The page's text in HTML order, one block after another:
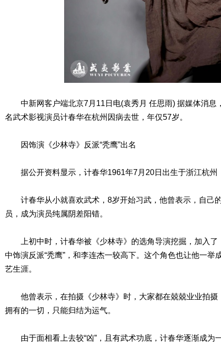
中新网客户端北京7月11日电(袁秀月 任思雨) 据媒体消息
名武术影视演员计春华在杭州因病去世，年仅57岁。
因饰演《少林寺》反派“秃鹰”出名
据公开资料显示，计春华1961年7月20日出生于浙江杭州
计春华从小就喜欢武术，8岁开始习武，他曾表示，自己
员，成为演员纯属阴差阳错。
上初中时，计春华被《少林寺》的选角导演挖掘，加入了
中饰演反派“秃鹰”，和李连杰一较高下。这个角色也让他一举
艺生涯。
他曾表示，在拍摄《少林寺》时，大家都在兢兢业业拍摄
拥有的一切，只能归结为运气。
由于面相看上去较“凶”，且有武术功底，计春华逐渐成为